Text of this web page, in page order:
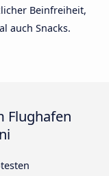
Beinfreiheit,
auch Snacks.
Flughafen